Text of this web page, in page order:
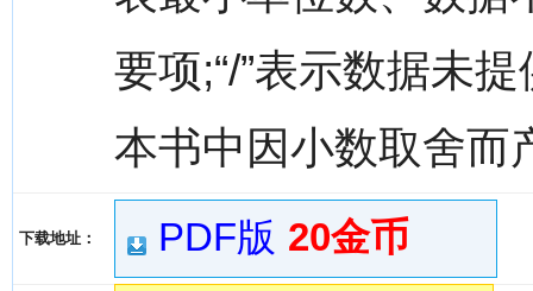
要项;“/”表示数据未
本书中因小数取舍而
下载地址： PDF版 20金币